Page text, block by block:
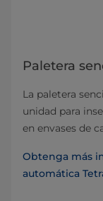
Paletera
La paletera
unidad para
en envases de
Obtenga más
automática